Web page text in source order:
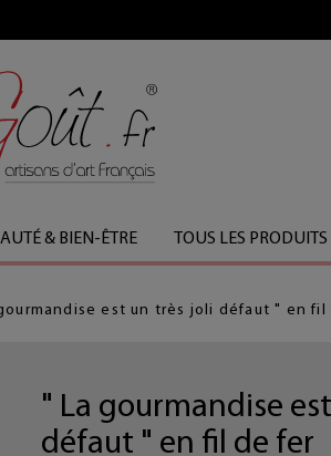
& BIEN-ÊTRE TOUS LES PRODUITS
est un très joli défaut " en fil
" La gourmandise
défaut " en fil de fer